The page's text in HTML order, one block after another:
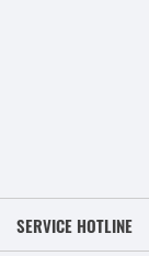
SERVICE HOTLINE